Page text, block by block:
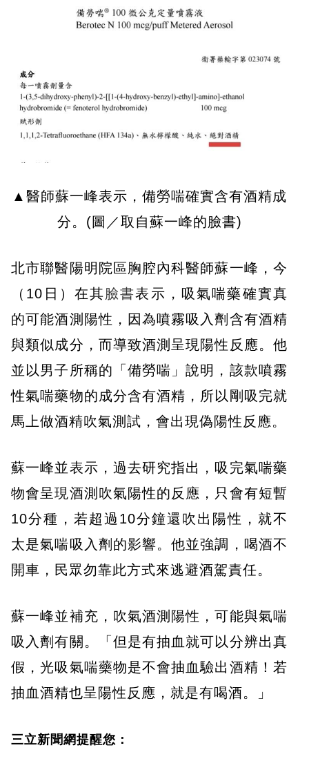
▲醫師蘇一峰表示，備勞喘確實含有酒精成
分。(圖／取自蘇一峰的臉書)
北市聯醫陽明院區胸腔內科醫師蘇一峰，今
（10日）在其臉書表示，吸氣喘藥確實真
的可能酒測陽性，因為噴霧吸入劑含有酒精
與類似成分，而導致酒測呈現陽性反應。他
並以男子所稱的「備勞喘」說明，該款噴霧
性氣喘藥物的成分含有酒精，所以剛吸完就
馬上做酒精吹氣測試，會出現偽陽性反應。
蘇一峰並表示，過去研究指出，吸完氣喘藥
物會呈現酒測吹氣陽性的反應，只會有短暫
10分種，若超過10分鐘還吹出陽性，就不
太是氣喘吸入劑的影響。他並強調，喝酒不
開車，民眾勿靠此方式來逃避酒駕責任。
蘇一峰並補充，吹氣酒測陽性，可能與氣喘
吸入劑有關。「但是有抽血就可以分辨出真
假，光吸氣喘藥物是不會抽血驗出酒精！若
抽血酒精也呈陽性反應，就是有喝酒。」
三立新聞網提醒您：